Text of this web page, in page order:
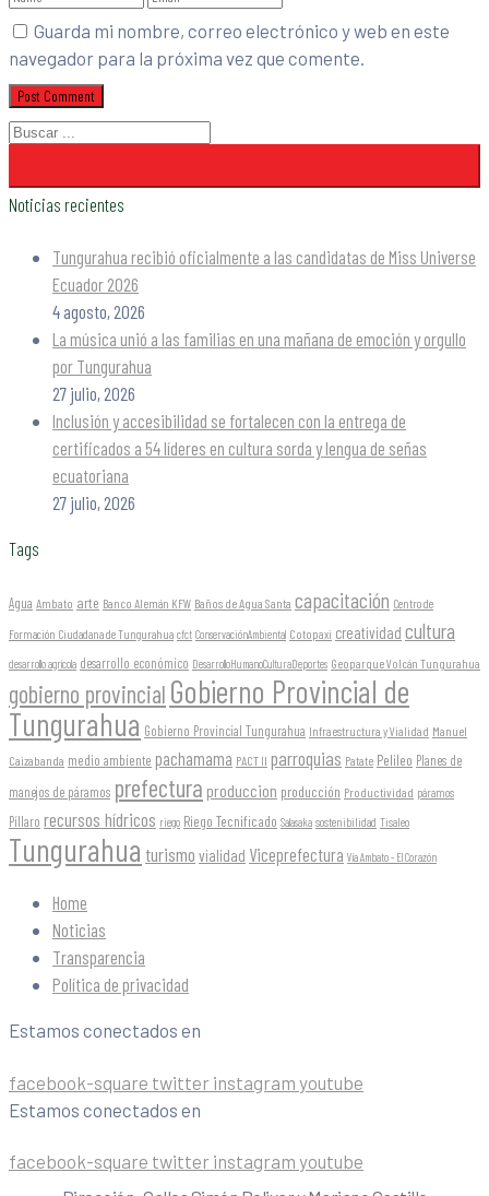
Guarda mi nombre, correo electrónico y web en este
navegador para la próxima vez que comente.
Noticias recientes
Tungurahua recibió oficialmente a las candidatas de Miss Universe
Ecuador 2026
4 agosto, 2026
La música unió a las familias en una mañana de emoción y orgullo
por Tungurahua
27 julio, 2026
Inclusión y accesibilidad se fortalecen con la entrega de
certificados a 54 líderes en cultura sorda y lengua de señas
ecuatoriana
27 julio, 2026
Tags
Agua Ambato arte Banco Alemán KFW Baños de Agua Santa capacitación Centro de
Formación Ciudadana de Tungurahua cfct ConservaciónAmbiental Cotopaxi creatividad cultura
desarrollo agrícola desarrollo económico DesarrolloHumanoCulturaDeportes Geoparque Volcán Tungurahua
gobierno provincial Gobierno Provincial de
Tungurahua Gobierno Provincial Tungurahua Infraestructura y Vialidad Manuel
Caizabanda medio ambiente pachamama PACT II parroquias Patate Pelileo Planes de
manejos de páramos prefectura produccion producción Productividad páramos
Píllaro recursos hídricos riego Riego Tecnificado Salasaka sostenibilidad Tisaleo
Tungurahua turismo vialidad Viceprefectura Vía Ambato - El Corazón
Home
Noticias
Transparencia
Política de privacidad
Estamos conectados en
facebook-square twitter instagram youtube
Estamos conectados en
facebook-square twitter instagram youtube